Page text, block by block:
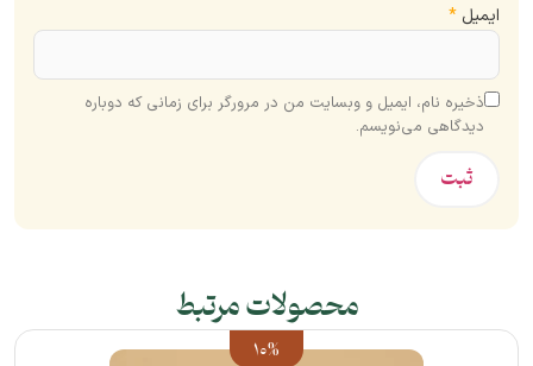
ایمیل *
ذخیره نام، ایمیل و وبسایت من در مرورگر برای زمانی که دوباره
دیدگاهی می‌نویسم.
محصولات مرتبط
10%